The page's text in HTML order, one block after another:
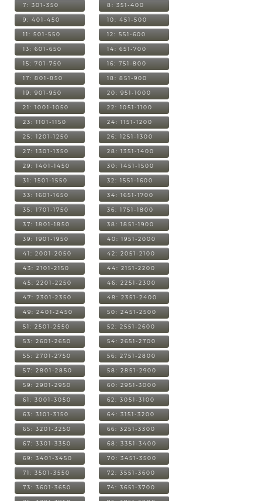
7: 301-350 8: 351-400
9: 401-450 10: 451-500
11: 501-550 12: 551-600
13: 601-650 14: 651-700
15: 701-750 16: 751-800
17: 801-850 18: 851-900
19: 901-950 20: 951-1000
21: 1001-1050 22: 1051-1100
23: 1101-1150 24: 1151-1200
25: 1201-1250 26: 1251-1300
27: 1301-1350 28: 1351-1400
29: 1401-1450 30: 1451-1500
31: 1501-1550 32: 1551-1600
33: 1601-1650 34: 1651-1700
35: 1701-1750 36: 1751-1800
37: 1801-1850 38: 1851-1900
39: 1901-1950 40: 1951-2000
41: 2001-2050 42: 2051-2100
43: 2101-2150 44: 2151-2200
45: 2201-2250 46: 2251-2300
47: 2301-2350 48: 2351-2400
49: 2401-2450 50: 2451-2500
51: 2501-2550 52: 2551-2600
53: 2601-2650 54: 2651-2700
55: 2701-2750 56: 2751-2800
57: 2801-2850 58: 2851-2900
59: 2901-2950 60: 2951-3000
61: 3001-3050 62: 3051-3100
63: 3101-3150 64: 3151-3200
65: 3201-3250 66: 3251-3300
67: 3301-3350 68: 3351-3400
69: 3401-3450 70: 3451-3500
71: 3501-3550 72: 3551-3600
73: 3601-3650 74: 3651-3700